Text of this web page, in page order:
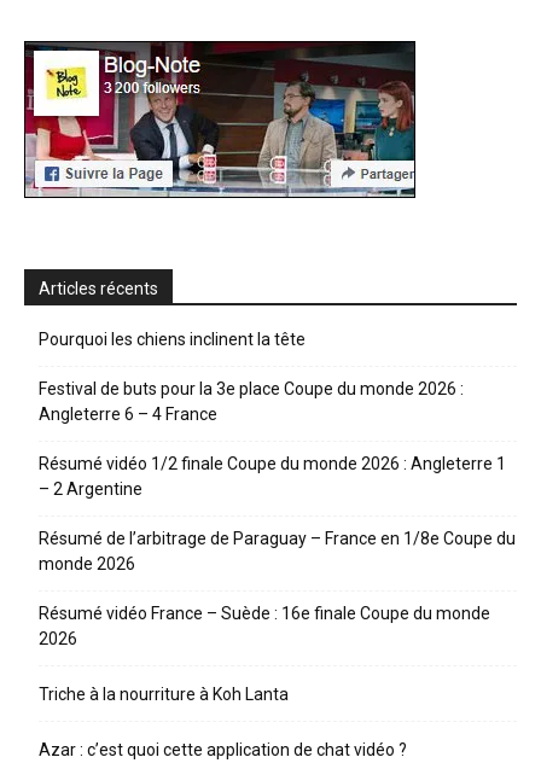
Articles récents
Pourquoi les chiens inclinent la tête
Festival de buts pour la 3e place Coupe du monde 2026 :
Angleterre 6 – 4 France
Résumé vidéo 1/2 finale Coupe du monde 2026 : Angleterre 1
– 2 Argentine
Résumé de l’arbitrage de Paraguay – France en 1/8e Coupe du
monde 2026
Résumé vidéo France – Suède : 16e finale Coupe du monde
2026
Triche à la nourriture à Koh Lanta
Azar : c’est quoi cette application de chat vidéo ?